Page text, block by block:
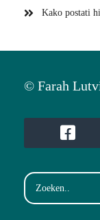
Kako postati
© Farah